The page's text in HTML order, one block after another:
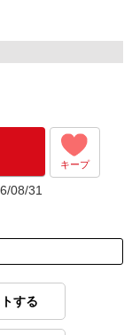
キープ
08/31
する